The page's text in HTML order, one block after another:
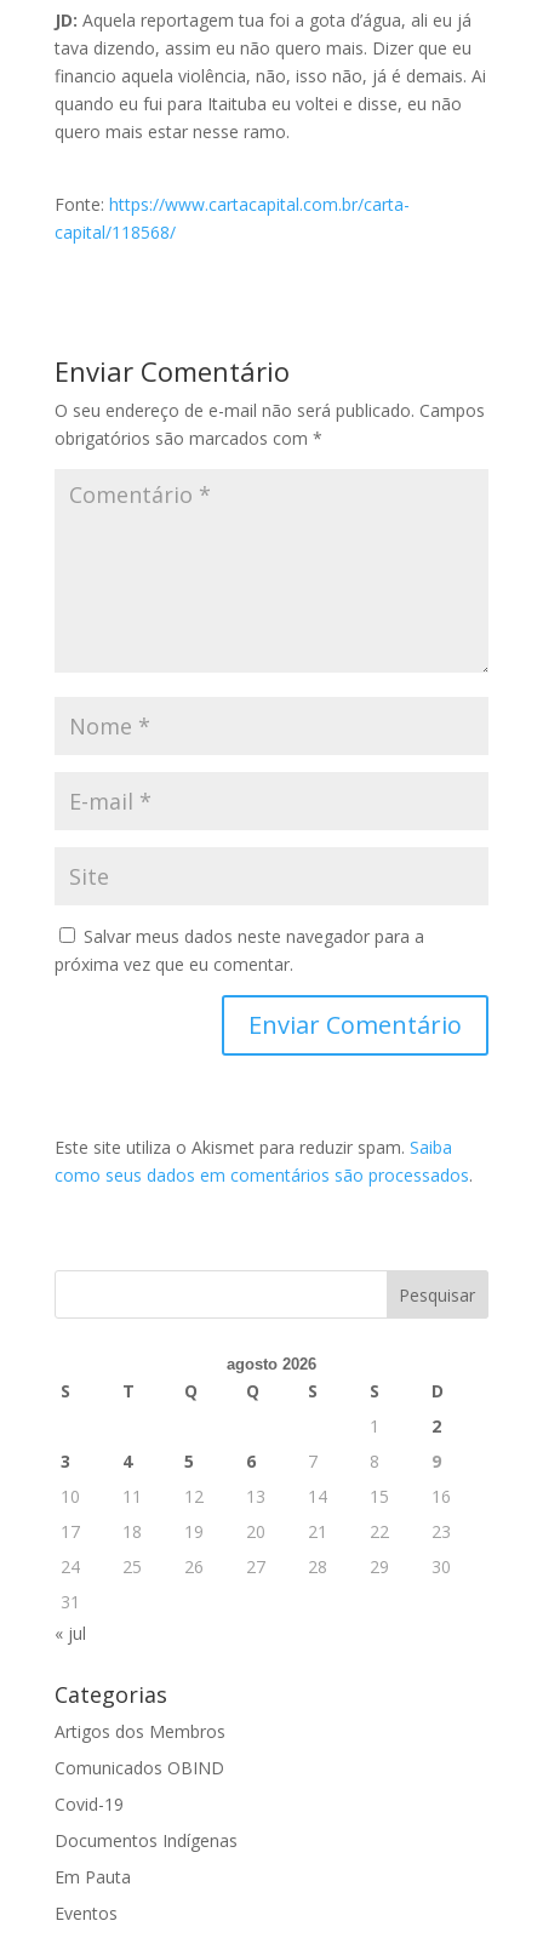
JD: Aquela reportagem tua foi a gota d’água, ali eu já
tava dizendo, assim eu não quero mais. Dizer que eu
financio aquela violência, não, isso não, já é demais. Ai
quando eu fui para Itaituba eu voltei e disse, eu não
quero mais estar nesse ramo.
Fonte: https://www.cartacapital.com.br/carta-
capital/118568/
Enviar Comentário
O seu endereço de e-mail não será publicado. Campos
obrigatórios são marcados com *
Salvar meus dados neste navegador para a
próxima vez que eu comentar.
Este site utiliza o Akismet para reduzir spam. Saiba
como seus dados em comentários são processados.
agosto 2026
S T Q Q S S
D
1
2
3
4 5 6 7 8
9
10
11 12 13 14 15
16
17
18 19 20 21 22
23
24
25 26 27 28 29
30
31
« jul
Categorias
Artigos dos Membros
Comunicados OBIND
Covid-19
Documentos Indígenas
Em Pauta
Eventos